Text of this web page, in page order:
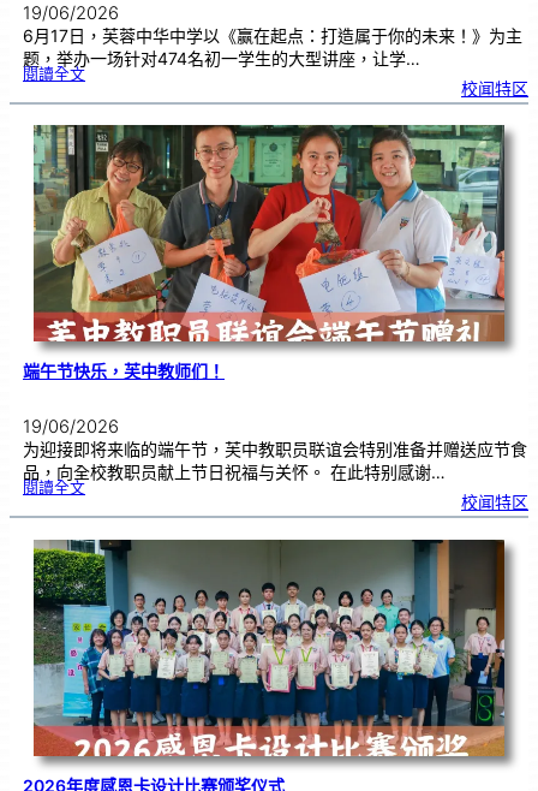
19/06/2026
6月17日，芙蓉中华中学以《赢在起点：打造属于你的未来！》为主
题，举办一场针对474名初一学生的大型讲座，让学…
閱讀全文:初
生
日
讲
座
活
动
赢
在
起
点
：
造
属
于
你
的
未
来
！
校闻特区
端午节快乐，芙中教师们！
19/06/2026
为迎接即将来临的端午节，芙中教职员联谊会特别准备并赠送应节食
品，向全校教职员献上节日祝福与关怀。 在此特别感谢…
閱讀全文:端
节
快
，
芙
中
教
师
们
！
校闻特区
2026年度感恩卡设计比赛颁奖仪式